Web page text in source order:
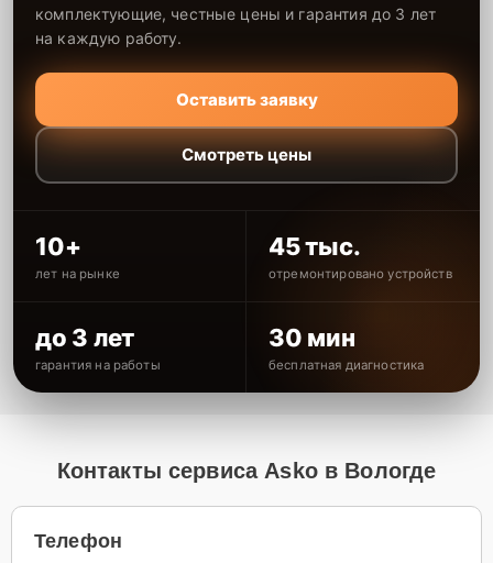
комплектующие, честные цены и гарантия до 3 лет
на каждую работу.
Оставить заявку
Смотреть цены
10+
лет на рынке
45 тыс.
отремонтировано устройств
до 3 лет
гарантия на работы
30 мин
бесплатная диагностика
Контакты сервиса Asko в Вологде
Телефон